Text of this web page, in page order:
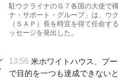
駐ウクライナのＧ７各国の大使で
ナ・サポート・グループ」は、ウ
（ＳＡＰ）長を時宜を得て任命す
ッセージを発出した。
13:56 米ホワイトハウス、プ
で目的を一つも達成できない